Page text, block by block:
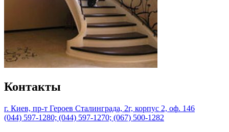
Контакты
г. Киев, пр-т Героев Сталинграда, 2г, корпус 2, оф. 146
(044) 597-1280; (044) 597-1270; (067) 500-1282